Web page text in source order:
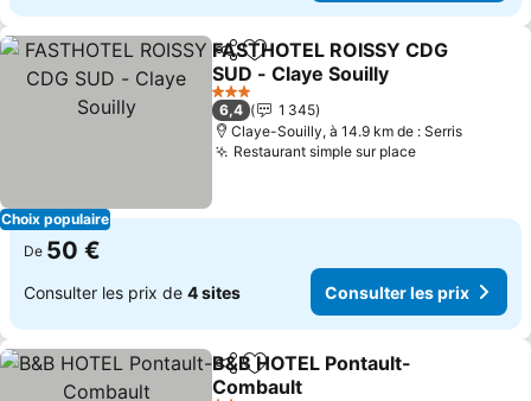
Choix populaire
PartagerAjouter à mes favoris
FASTHOTEL ROISSY CDG
SUD - Claye Souilly
Consulter les prix
3 Étoiles
6,4
1 345
Claye-Souilly, à 14.9 km de : Serris
Restaurant simple sur placeConsulter
De 50 €
Consulter les prix de 4 sites Consulter les prix
PartagerAjouter à mes favoris
B&B HOTEL Pontault-
Combault